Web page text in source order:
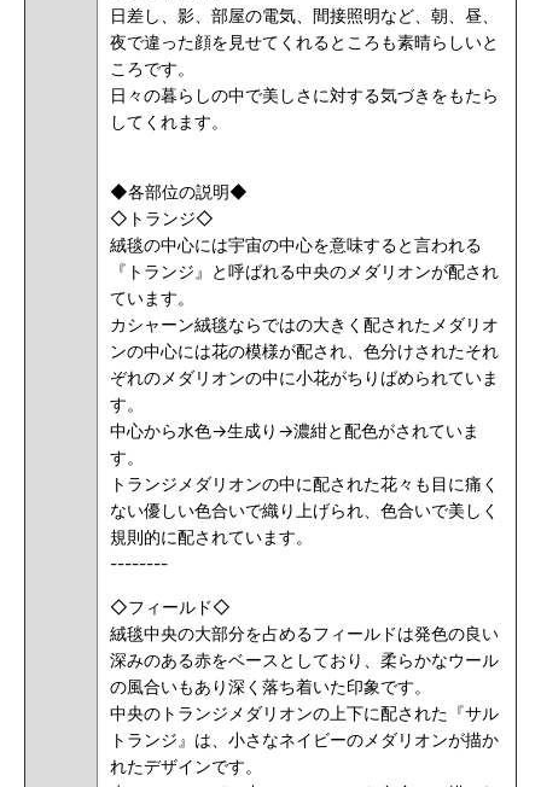
日差し、影、部屋の電気、間接照明など、朝、昼、
夜で違った顔を見せてくれるところも素晴らしいと
ころです。
日々の暮らしの中で美しさに対する気づきをもたら
してくれます。
◆各部位の説明◆
◇トランジ◇
絨毯の中心には宇宙の中心を意味すると言われる
『トランジ』と呼ばれる中央のメダリオンが配され
ています。
カシャーン絨毯ならではの大きく配されたメダリオ
ンの中心には花の模様が配され、色分けされたそれ
ぞれのメダリオンの中に小花がちりばめられていま
す。
中心から水色→生成り→濃紺と配色がされていま
す。
トランジメダリオンの中に配された花々も目に痛く
ない優しい色合いで織り上げられ、色合いで美しく
規則的に配されています。
--------
◇フィールド◇
絨毯中央の大部分を占めるフィールドは発色の良い
深みのある赤をベースとしており、柔らかなウール
の風合いもあり深く落ち着いた印象です。
中央のトランジメダリオンの上下に配された『サル
トランジ』は、小さなネイビーのメダリオンが描か
れたデザインです。